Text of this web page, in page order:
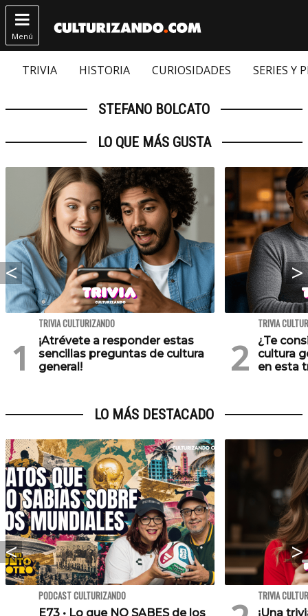

Menú
TRIVIA HISTORIA CURIOSIDADES SERIES Y
STEFANO BOLCATO
LO QUE MÁS GUSTA
TRIVIA CULTURIZANDO
¡Atrévete a responder estas
sencillas preguntas de cultura
general!
TRIVIA
¿Te
cultura
en esta
LO MÁS DESTACADO
PODCAST CULTURIZANDO
E73 • Lo que NO SABES de los
TRIVIA
¡Una